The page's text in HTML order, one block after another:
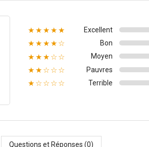
★★★★★ Excellent
★★★★☆ Bon
★★★☆☆ Moyen
★★☆☆☆ Pauvres
★☆☆☆☆ Terrible
Questions et Réponses (0)